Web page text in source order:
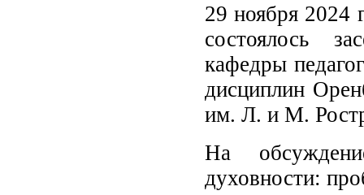
29 ноября 2024
состоялось
кафедры
дисциплин
им. Л. и М.
На
духовности: